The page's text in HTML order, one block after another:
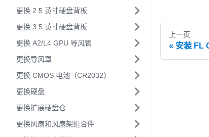
更换 2.5 英寸硬盘背板
更换 3.5 英寸硬盘背板
更换 A2/L4 GPU 导风管
更换导风罩
更换 CMOS 电池（CR2032）
更换硬盘
更换扩展硬盘仓
更换风扇和风扇架组合件
上一页
安装 FL